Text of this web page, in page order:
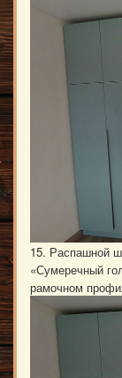
15. Распашной
«Сумеречный
рамочном